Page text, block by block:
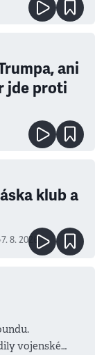
ani
jde proti
klub a
7. 8. 2026
vojenské